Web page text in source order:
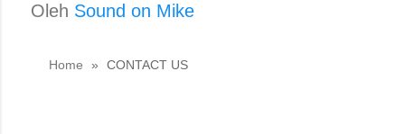
Oleh Sound on Mike
Home » CONTACT US